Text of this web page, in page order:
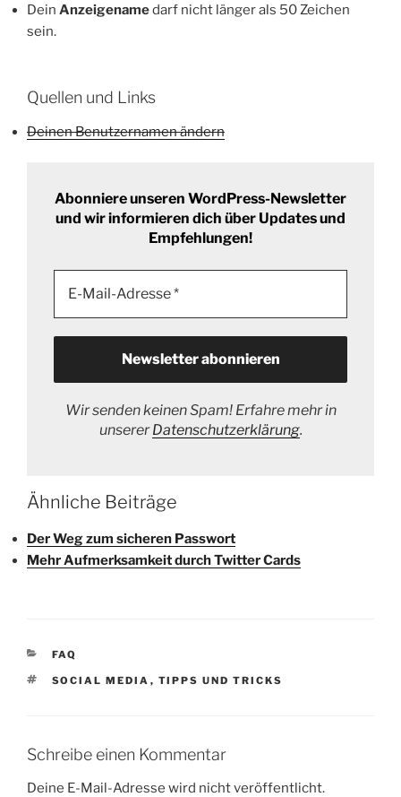
Dein Anzeigenamedarf nicht länger als 50 Zeichen
sein.
Quellen und Links
Deinen Benutzernamen ändern
Abonniere unseren WordPress-Newsletter
und wir informieren dich über Updates und
Empfehlungen!
Wir senden keinen Spam! Erfahre mehr in
unsererDatenschutzerklärung.
Ähnliche Beiträge
Der Weg zum sicheren Passwort
Mehr Aufmerksamkeit durch Twitter Cards
KATEGORIEN
FAQ
SCHLAGWÖRTER
SOCIAL MEDIA , TIPPS UND TRICKS
Schreibe einen Kommentar
Deine E-Mail-Adresse wird nicht veröffentlicht.